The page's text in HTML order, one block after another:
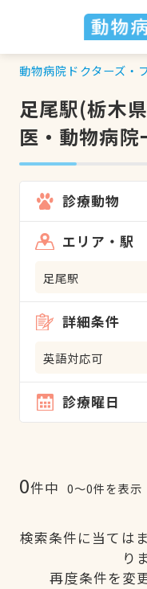
動物病院ドクターズ・
足尾駅(栃木
医・動物病院
診療動物
エリア・駅
足尾駅
詳細条件
英語対応可
診療曜日
0件中 0〜0件を表示
検索条件に当ては
り
再度条件を変